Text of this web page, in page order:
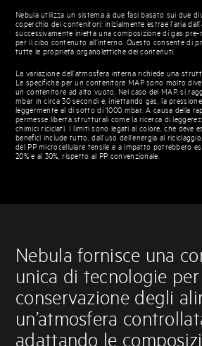
Nebula utilizza un sistema a due fasi basato sui due
coperchio dei contenitori: inizialmente estrae l’aria
successivamente inietta una composizione di gas pre-
per il cibo contenuto all’interno. Questo consente di
tutte le proprietà organolettiche dei contenuti.
La variazione dell’atmosfera interna richiede una
Le specifiche per un contenitore MAP sono molto
un contenitore ad alto vuoto. Nel caso del MAP, si
mbar in circa 30 secondi e, iniettando gas, la
leggermente al di sotto di 1000 mbar. A causa della
permesse libertà strutturali come la ricerca di
chimici riciclati. I limiti sono legati al colore, che deve
benefici include tutto, dall’uso dell’energia al
del PP microcellulare tensile e a impatto potrebbero
20% e al 30%, rispetto al PP convenzionale.
Nebula fornisce una
unica di tecnologie per
conservazione degli
un’atmosfera
adattando le